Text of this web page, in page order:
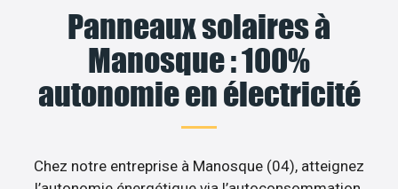
Panneaux solaires à
Manosque : 100%
autonomie en électricité
Chez notre entreprise à Manosque (04), atteignez